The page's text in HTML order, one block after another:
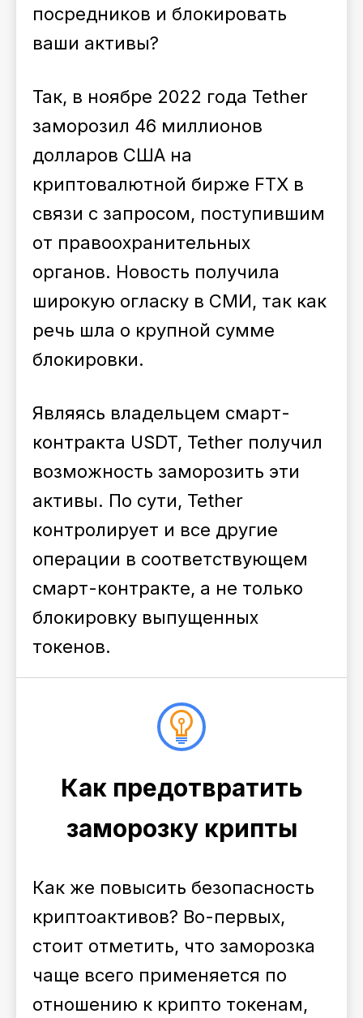
посредников и блокировать
ваши активы?
Так, в ноябре 2022 года Tether
заморозил 46 миллионов
долларов США на
криптовалютной бирже FTX в
связи с запросом, поступившим
от правоохранительных
органов. Новость получила
широкую огласку в СМИ, так как
речь шла о крупной сумме
блокировки.
Являясь владельцем смарт-
контракта USDT, Tether получил
возможность заморозить эти
активы. По сути, Tether
контролирует и все другие
операции в соответствующем
смарт-контракте, а не только
блокировку выпущенных
токенов.
Как предотвратить
заморозку крипты
Как же повысить безопасность
криптоактивов? Во-первых,
стоит отметить, что заморозка
чаще всего применяется по
отношению к крипто токенам,